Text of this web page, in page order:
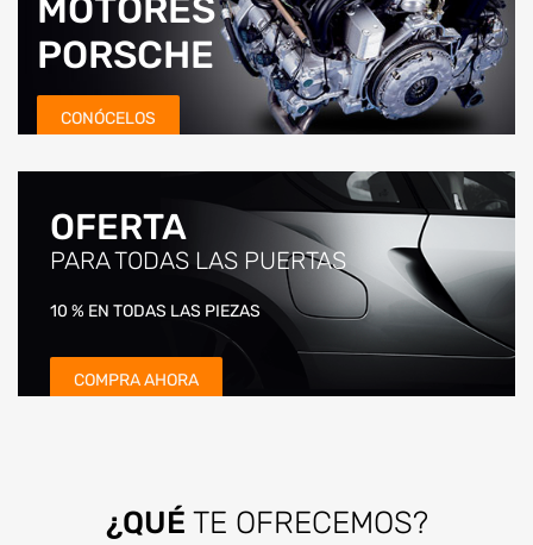
PORSCHE
CONÓCELOS
OFERTA
PARA TODAS LAS PUERTAS
10 % EN TODAS LAS PIEZAS
COMPRA AHORA
¿QUÉ TE OFRECEMOS?